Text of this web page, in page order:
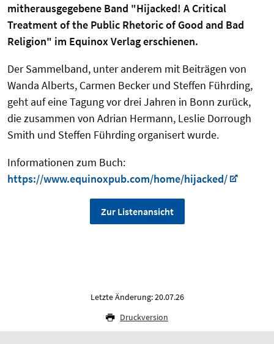
mitherausgegebene Band "Hijacked! A Critical
Treatment of the Public Rhetoric of Good and Bad
Religion" im Equinox Verlag erschienen.
Der Sammelband, unter anderem mit Beiträgen von
Wanda Alberts, Carmen Becker und Steffen Führding,
geht auf eine Tagung vor drei Jahren in Bonn zurück,
die zusammen von Adrian Hermann, Leslie Dorrough
Smith und Steffen Führding organisert wurde.
Informationen zum Buch:
https://www.equinoxpub.com/home/hijacked/
Zur Listenansicht
Letzte Änderung: 20.07.26
Druckversion